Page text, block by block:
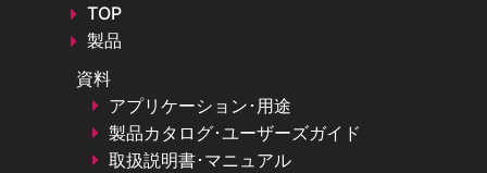
TOP
製品
資料
アプリケーション･用途
製品カタログ･ユーザーズガイド
取扱説明書･マニュアル